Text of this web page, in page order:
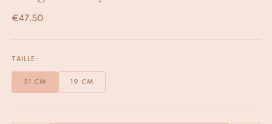
€47,50
TAILLE:
31 CM 19 CM